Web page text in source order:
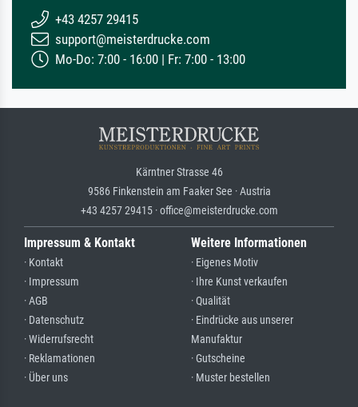
+43 4257 29415
support@meisterdrucke.com
Mo-Do: 7:00 - 16:00 | Fr: 7:00 - 13:00
Kärntner Strasse 46
9586 Finkenstein am Faaker See · Austria
+43 4257 29415 · office@meisterdrucke.com
Impressum & Kontakt
· Kontakt
· Impressum
· AGB
· Datenschutz
· Widerrufsrecht
· Reklamationen
· Über uns
Weitere Informationen
· Eigenes Motiv
· Ihre Kunst verkaufen
· Qualität
· Eindrücke aus unserer
Manufaktur
· Gutscheine
· Muster bestellen